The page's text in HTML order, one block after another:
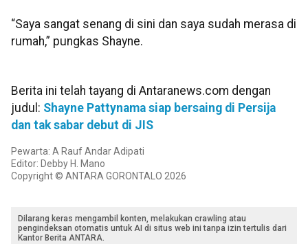
​​​​​​​“Saya sangat senang di sini dan saya sudah merasa di
rumah,” pungkas Shayne.
Berita ini telah tayang di Antaranews.com dengan
judul: Shayne Pattynama siap bersaing di Persija
dan tak sabar debut di JIS
Pewarta: A Rauf Andar Adipati
Editor: Debby H. Mano
Copyright © ANTARA GORONTALO 2026
Dilarang keras mengambil konten, melakukan crawling atau
pengindeksan otomatis untuk AI di situs web ini tanpa izin tertulis dari
Kantor Berita ANTARA.